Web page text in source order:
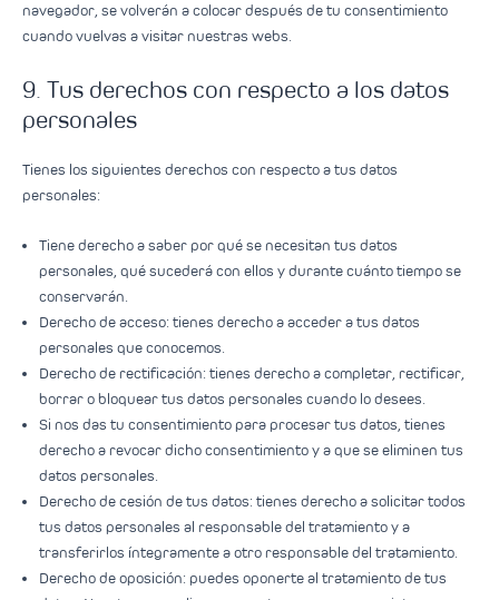
navegador, se volverán a colocar después de tu consentimiento
cuando vuelvas a visitar nuestras webs.
9. Tus derechos con respecto a los datos
personales
Tienes los siguientes derechos con respecto a tus datos
personales:
Tiene derecho a saber por qué se necesitan tus datos
personales, qué sucederá con ellos y durante cuánto tiempo se
conservarán.
Derecho de acceso: tienes derecho a acceder a tus datos
personales que conocemos.
Derecho de rectificación: tienes derecho a completar, rectificar,
borrar o bloquear tus datos personales cuando lo desees.
Si nos das tu consentimiento para procesar tus datos, tienes
derecho a revocar dicho consentimiento y a que se eliminen tus
datos personales.
Derecho de cesión de tus datos: tienes derecho a solicitar todos
tus datos personales al responsable del tratamiento y a
transferirlos íntegramente a otro responsable del tratamiento.
Derecho de oposición: puedes oponerte al tratamiento de tus